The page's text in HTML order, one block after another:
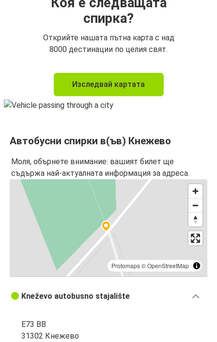
спирка?
Открийте нашата пътна карта с над
8000 дестинации по целия свят.
Изследвай картата
Автобусни спирки в(ъв) Кнежево
Моля, обърнете внимание: вашият билет ще
съдържа най-актуалната информация за адреса.
Protomaps©OpenStreetMap
Kneževo autobusno stajalište
E73 BB
31302 Кнежево